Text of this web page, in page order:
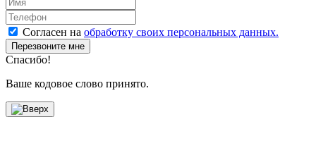
Согласен на обработку своих персональных данных.
Перезвоните мне
Спасибо!
Ваше кодовое слово принято.